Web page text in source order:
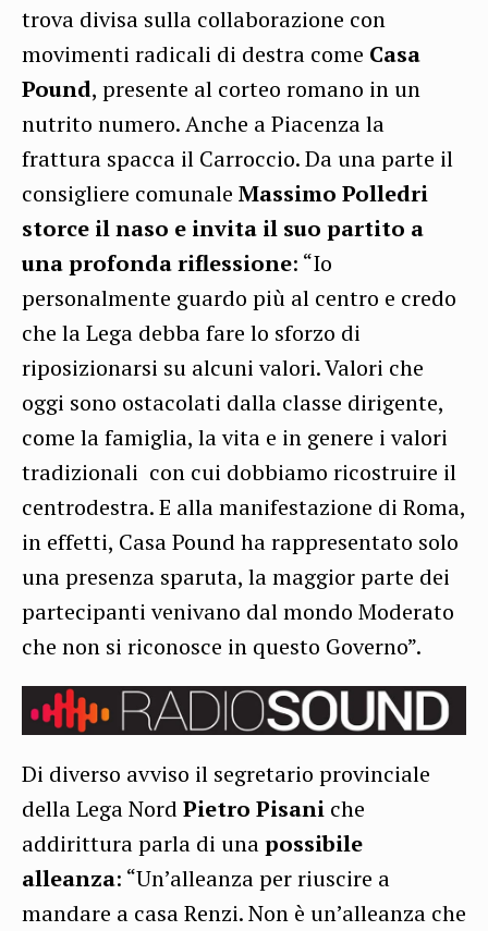
trova divisa sulla collaborazione con
movimenti radicali di destra come Casa
Pound, presente al corteo romano in un
nutrito numero. Anche a Piacenza la
frattura spacca il Carroccio. Da una parte il
consigliere comunale Massimo Polledri
storce il naso e invita il suo partito a
una profonda riflessione: “Io
personalmente guardo più al centro e credo
che la Lega debba fare lo sforzo di
riposizionarsi su alcuni valori. Valori che
oggi sono ostacolati dalla classe dirigente,
come la famiglia, la vita e in genere i valori
tradizionali con cui dobbiamo ricostruire il
centrodestra. E alla manifestazione di Roma,
in effetti, Casa Pound ha rappresentato solo
una presenza sparuta, la maggior parte dei
partecipanti venivano dal mondo Moderato
che non si riconosce in questo Governo”.
Di diverso avviso il segretario provinciale
della Lega Nord Pietro Pisani che
addirittura parla di unapossibile
alleanza: “Un’alleanza per riuscire a
mandare a casa Renzi. Non è un’alleanza che